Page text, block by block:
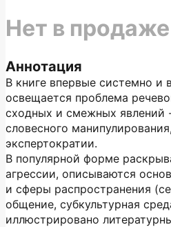
Аннотация
В книге впервые системно и
освещается проблема
сходных и смежных явлений
словесного
экспертократии.
В популярной форме
агрессии, описываются
и сферы распространения
общение, субкультурная
иллюстрировано
Нет в продаже